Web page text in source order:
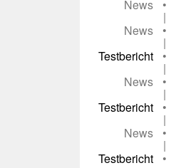
News
•
|
News
•
|
Testbericht
•
|
News
•
|
Testbericht
•
|
News
•
|
Testbericht
•